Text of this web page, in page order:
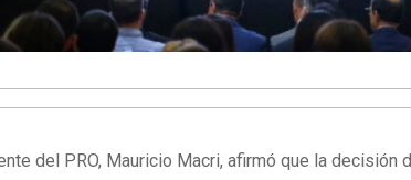
del PRO, Mauricio Macri, afirmó que la decisión